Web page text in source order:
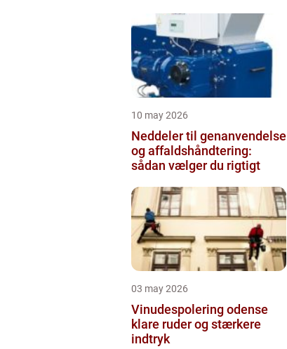
10 may 2026
Neddeler til genanvendelse
og affaldshåndtering:
sådan vælger du rigtigt
03 may 2026
Vinudespolering odense
klare ruder og stærkere
indtryk